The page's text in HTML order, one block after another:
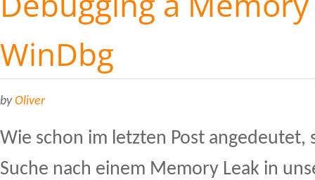
WinDbg
byOliver
Wie schon im letzten Post angedeutet,
Suche nach einem Memory Leak in